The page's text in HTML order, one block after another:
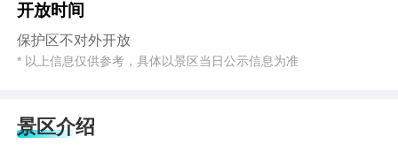
开放时间
保护区不对外开放
* 以上信息仅供参考，具体以景区当日公示信息为准
景区介绍